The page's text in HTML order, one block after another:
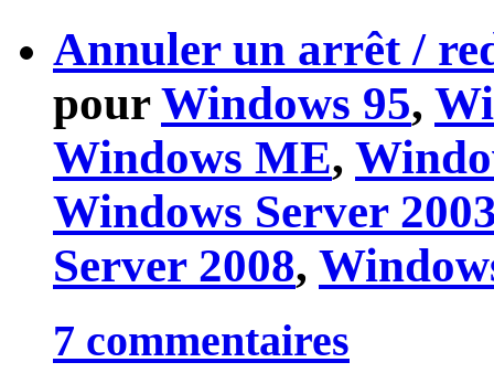
Annuler un arrêt /
pourWindows 95,
Windows ME,
Windows Server
Server 2008,
7 commentaires